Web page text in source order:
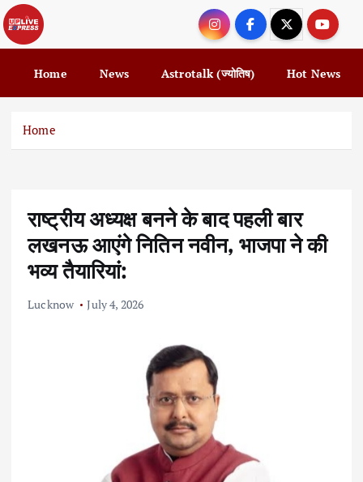
k
i
o
Home News Astrotalk (ज्योतिष) Hot News
Home
राष्ट्रीय अध्यक्ष बनने के बाद पहली बार
लखनऊ आएंगे नितिन नवीन, भाजपा ने की
भव्य तैयारियां:
Lucknow July 4, 2026